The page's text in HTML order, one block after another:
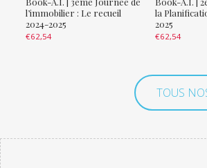
l’immobilier : Le recueil
2024-2025
€62,54
la
2025
€62,54
TOUS